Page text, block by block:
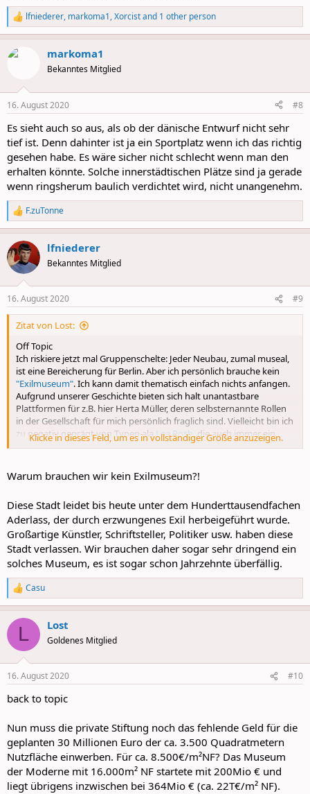
R
e
a
c
s
lfniederer, markoma1,Xorcistand 1 other person
markoma1
Bekanntes Mitglied
16. August 2020 #8
Es sieht auch so aus, als ob der dänische Entwurf nicht sehr
tief ist. Denn dahinter ist ja ein Sportplatz wenn ich das richtig
gesehen habe. Es wäre sicher nicht schlecht wenn man den
erhalten könnte. Solche innerstädtischen Plätze sind ja gerade
wenn ringsherum baulich verdichtet wird, nicht unangenehm.
R
e
a
c
t
i
s
:
F.zuTonne
lfniederer
Bekanntes Mitglied
16. August 2020 #9
Zitat von Lost:
Off Topic
Ich riskiere jetzt mal Gruppenschelte: Jeder Neubau, zumal museal,
ist eine Bereicherung für Berlin. Aber ich persönlich brauche kein
"Exilmuseum". Ich kann damit thematisch einfach nichts anfangen.
Aufgrund unserer Geschichte bieten sich halt unantastbare
Plattformen für z.B. hier Herta Müller, deren selbsternannte Rollen
in der Gesellschaft für mich persönlich fraglich sind. Vielleicht bin ich
zu negativ geprägt von Typen alaLea Rosh, die auch immer ein
gutes finanzielles Auskommen mit ihren Engagements gefunden
Berlin ist übrigens nicht mal in der Lage, den Hamburger Bahnhof
vernünftig zu bespielen.
Aber wir sind ja hier bei der Architektur.
edit: Hier auch noch der TSP-Artikel zum Projektstart
https://www.tagesspiegel.de/kultur/...rlin-ein-ort-auch-der-
gegenwart/26096554.html
Klicke in dieses Feld, um es in vollständiger Größe anzuzeigen.
Warum brauchen wir kein Exilmuseum?!
Diese Stadt leidet bis heute unter dem Hunderttausendfachen
Aderlass, der durch erzwungenes Exil herbeigeführt wurde.
Großartige Künstler, Schriftsteller, Politiker usw. haben diese
Stadt verlassen. Wir brauchen daher sogar sehr dringend ein
solches Museum, es ist sogar schon Jahrzehnte überfällig.
R
e
a
c
i
s
Casu
L Lost
Goldenes Mitglied
16. August 2020 #10
back to topic
Nun muss die private Stiftung noch das fehlende Geld für die
geplanten 30 Millionen Euro der ca. 3.500 Quadratmetern
Nutzfläche einwerben. Für ca. 8.500€/m²NF? Das Museum
der Moderne mit 16.000m² NF startete mit 200Mio € und
liegt übrigens inzwischen bei 364Mio € (ca. 22T€/m² NF).